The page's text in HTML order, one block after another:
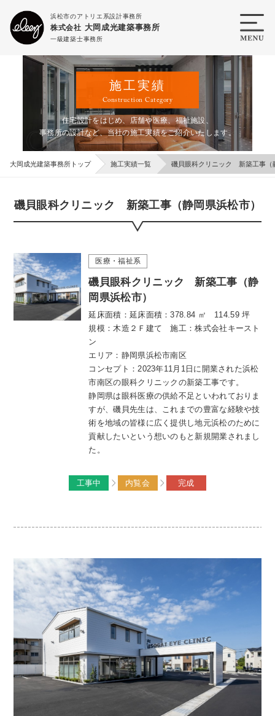
浜松市のアトリエ系設計事務所
株式会社 大岡成光建築事務所
一級建築士事務所
施工実績
Construction Category
住宅設計をはじめ、店舗や医療、福祉施設、
事務所の設計など、当社の施工実績をご紹介いたします。
大岡成光建築事務所トップ 施工実績一覧 磯貝眼科クリニック 新築工事（
磯貝眼科クリニック 新築工事（静岡県浜松市）
医療・福祉系
磯貝眼科クリニック 新築工事（静
岡県浜松市）
延床面積：延床面積：378.84 ㎡ 114.59 坪
規模：木造２Ｆ建て 施工：株式会社キースト
ン
エリア：静岡県浜松市南区
コンセプト：2023年11月1日に開業された浜松
市南区の眼科クリニックの新築工事です。
静岡県は眼科医療の供給不足といわれておりま
すが、磯貝先生は、これまでの豊富な経験や技
術を地域の皆様に広く提供し地元浜松のために
貢献したいという想いのもと新規開業されまし
た。
工事中 内覧会 完成